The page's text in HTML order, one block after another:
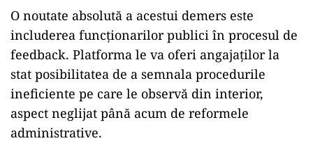
O noutate absolută a acestui demers este
includerea funcționarilor publici în procesul de
feedback. Platforma le va oferi angajaților la
stat posibilitatea de a semnala procedurile
ineficiente pe care le observă din interior,
aspect neglijat până acum de reformele
administrative.